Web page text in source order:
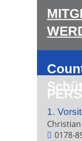
1.
0178-